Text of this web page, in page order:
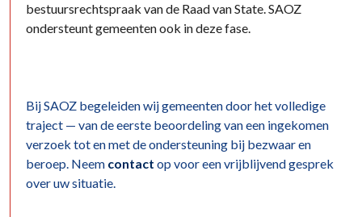
bestuursrechtspraak van de Raad van State. SAOZ
ondersteunt gemeenten ook in deze fase.
Bij SAOZ begeleiden wij gemeenten door het volledige
traject — van de eerste beoordeling van een ingekomen
verzoek tot en met de ondersteuning bij bezwaar en
beroep. Neem contact op voor een vrijblijvend gesprek
over uw situatie.